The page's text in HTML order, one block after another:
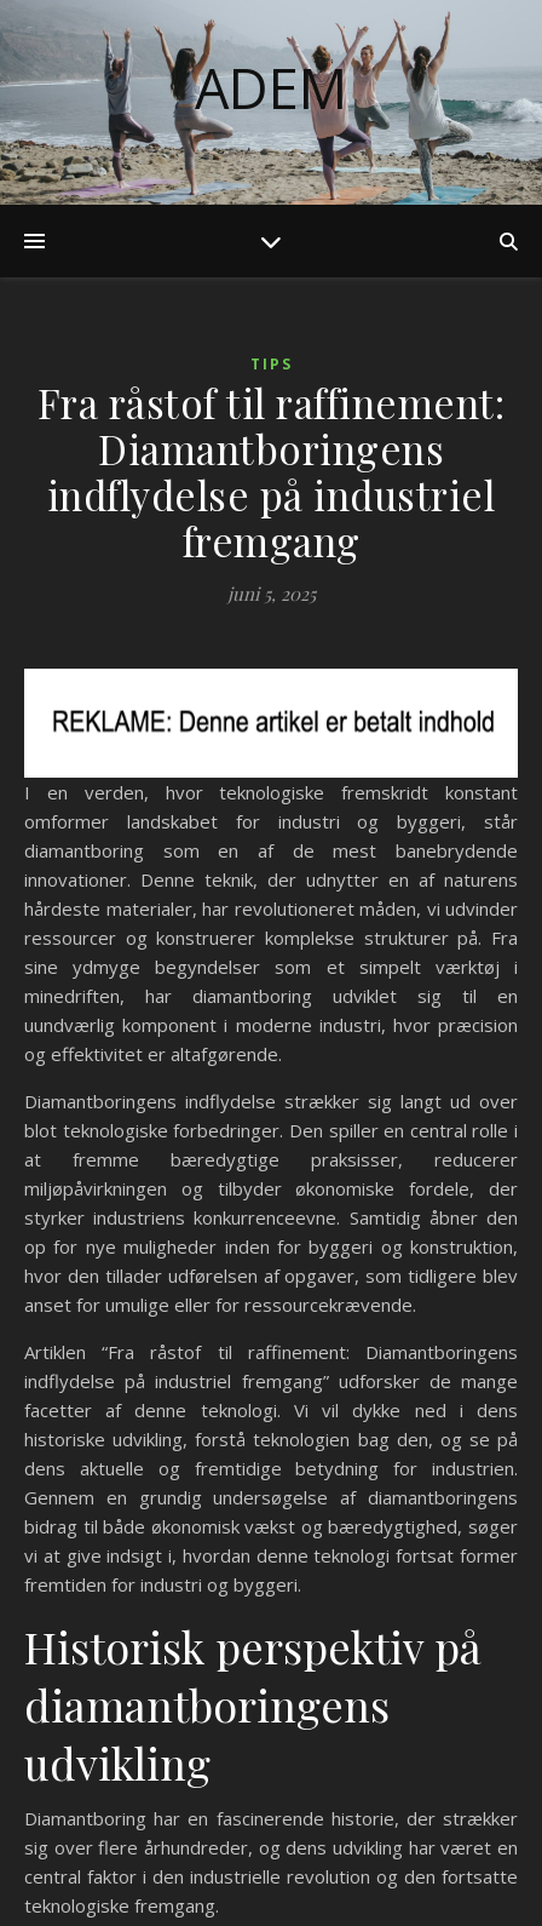
ADEM
TIPS
Fra råstof til raffinement:
Diamantboringens
indflydelse på industriel
fremgang
juni 5, 2025
I en verden, hvor teknologiske fremskridt konstant
omformer landskabet for industri og byggeri, står
diamantboring som en af de mest banebrydende
innovationer. Denne teknik, der udnytter en af naturens
hårdeste materialer, har revolutioneret måden, vi udvinder
ressourcer og konstruerer komplekse strukturer på. Fra
sine ydmyge begyndelser som et simpelt værktøj i
minedriften, har diamantboring udviklet sig til en
uundværlig komponent i moderne industri, hvor præcision
og effektivitet er altafgørende.
Diamantboringens indflydelse strækker sig langt ud over
blot teknologiske forbedringer. Den spiller en central rolle i
at fremme bæredygtige praksisser, reducerer
miljøpåvirkningen og tilbyder økonomiske fordele, der
styrker industriens konkurrenceevne. Samtidig åbner den
op for nye muligheder inden for byggeri og konstruktion,
hvor den tillader udførelsen af opgaver, som tidligere blev
anset for umulige eller for ressourcekrævende.
Artiklen “Fra råstof til raffinement: Diamantboringens
indflydelse på industriel fremgang” udforsker de mange
facetter af denne teknologi. Vi vil dykke ned i dens
historiske udvikling, forstå teknologien bag den, og se på
dens aktuelle og fremtidige betydning for industrien.
Gennem en grundig undersøgelse af diamantboringens
bidrag til både økonomisk vækst og bæredygtighed, søger
vi at give indsigt i, hvordan denne teknologi fortsat former
fremtiden for industri og byggeri.
Historisk perspektiv på
diamantboringens
udvikling
Diamantboring har en fascinerende historie, der strækker
sig over flere århundreder, og dens udvikling har været en
central faktor i den industrielle revolution og den fortsatte
teknologiske fremgang.